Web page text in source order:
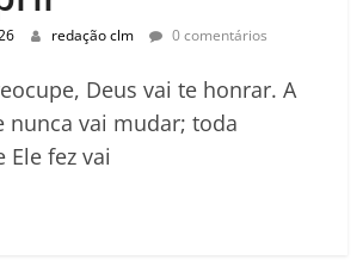
redação clm 0 comentários
Deus vai te honrar. A
nunca vai mudar; toda
Ele fez vai